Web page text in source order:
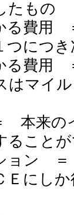
たもの
る費用
つにつ
る費用
はマイ
本来の
ること
ョン
Ｅにし